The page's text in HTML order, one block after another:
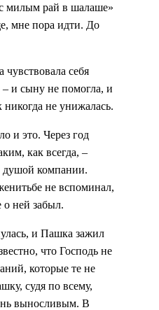
милым рай в шалаше»
мне пора идти. До
себя
и сыну не помогла, и
никогда не унижалась.
и это. Через год
как всегда, –
душой компании.
не вспоминал,
о ней забыл.
и Пашка зажил
что Господь не
которые те не
судя по всему,
выносливым. В